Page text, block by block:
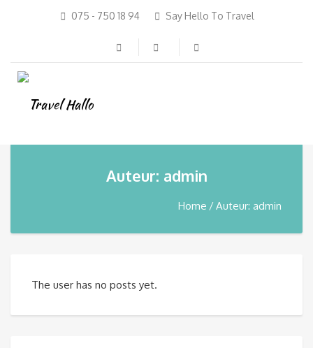
075 - 750 18 94 Say Hello To Travel
Auteur: admin
Home Auteur: admin
The user has no posts yet.